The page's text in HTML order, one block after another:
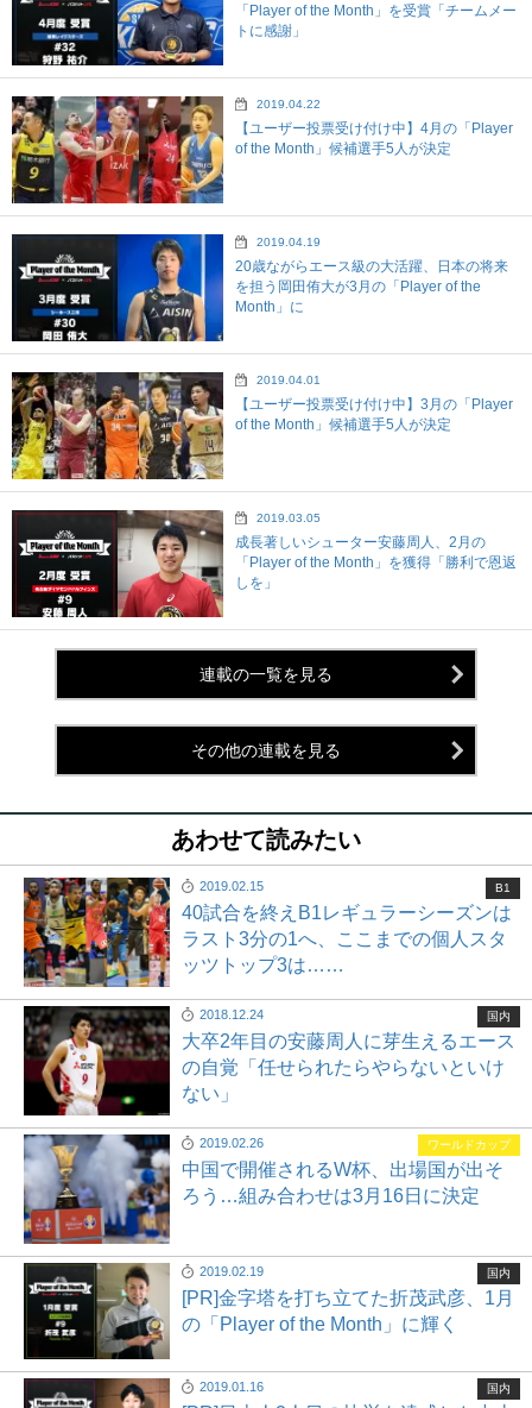
「Player of the Month」を受賞「チームメー
トに感謝」
2019.04.22
【ユーザー投票受け付け中】4月の「Player
of the Month」候補選手5人が決定
2019.04.19
20歳ながらエース級の大活躍、日本の将来
を担う岡田侑大が3月の「Player of the
Month」に
2019.04.01
【ユーザー投票受け付け中】3月の「Player
of the Month」候補選手5人が決定
2019.03.05
成長著しいシューター安藤周人、2月の
「Player of the Month」を獲得「勝利で恩返
しを」
連載の一覧を見る
その他の連載を見る
あわせて読みたい
2019.02.15
40試合を終えB1レギュラーシーズンは
ラスト3分の1へ、ここまでの個人スタ
ッツトップ3は……
B1
2018.12.24
大卒2年目の安藤周人に芽生えるエース
の自覚「任せられたらやらないといけ
ない」
国内
2019.02.26
中国で開催されるW杯、出場国が出そ
ろう…組み合わせは3月16日に決定
ワールドカップ
2019.02.19
[PR]金字塔を打ち立てた折茂武彦、1月
の「Player of the Month」に輝く
国内
2019.01.16 国内